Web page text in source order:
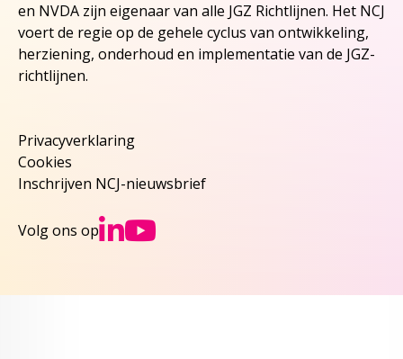
en NVDA zijn eigenaar van alle JGZ Richtlijnen. Het NCJ
voert de regie op de gehele cyclus van ontwikkeling,
herziening, onderhoud en implementatie van de JGZ-
richtlijnen.
Privacyverklaring
Cookies
Inschrijven NCJ-nieuwsbrief
Volg ons op Ga naar NCJs